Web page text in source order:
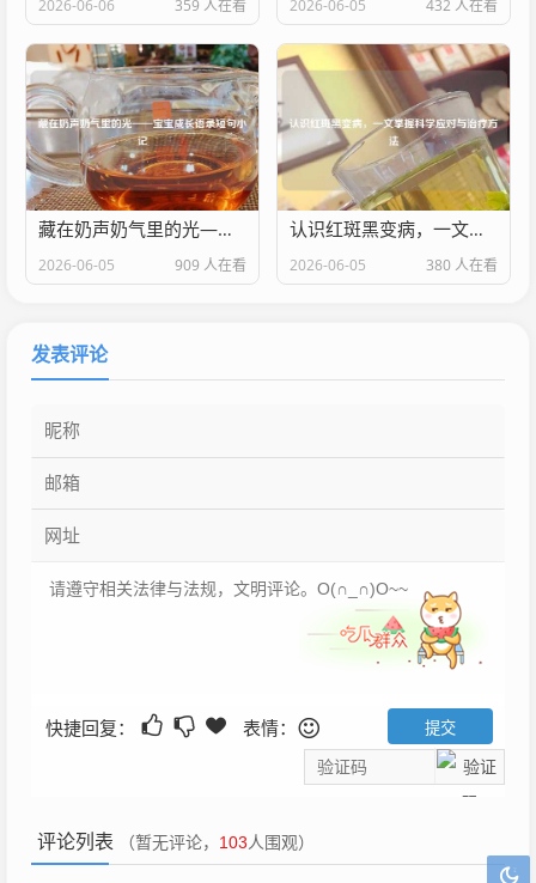
2026-06-06 359 人在看 2026-06-05 432 人在看
藏在奶声奶气里的光——宝宝成长语录短句小记
2026-06-05 909 人在看
认识红斑黑变病，一文掌握科学应对与治疗
2026-06-05 380 人在看
发表评论
快捷回复： 表情：
评论列表 （暂无评论， 103人围观）